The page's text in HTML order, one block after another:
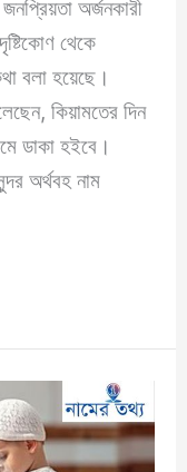
অর্জনকারী
থেকে
বলা হয়েছে।
কিয়ামতের দিন
ডাকা হইবে।
অর্থবহ নাম